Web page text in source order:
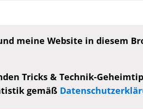
meine Website in diesem
Tricks & Technik-
gemäß